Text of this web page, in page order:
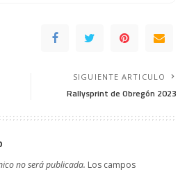
SIGUIENTE ARTICULO
Rallysprint de Obregón 2023
no será publicada. Los campos